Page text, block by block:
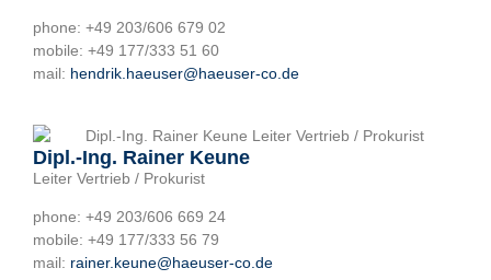
phone: +49 203/606 679 02
mobile: +49 177/333 51 60
mail: hendrik.haeuser@haeuser-co.de
Dipl.-Ing. Rainer Keune
Leiter Vertrieb / Prokurist
phone: +49 203/606 669 24
mobile: +49 177/333 56 79
mail: rainer.keune@haeuser-co.de